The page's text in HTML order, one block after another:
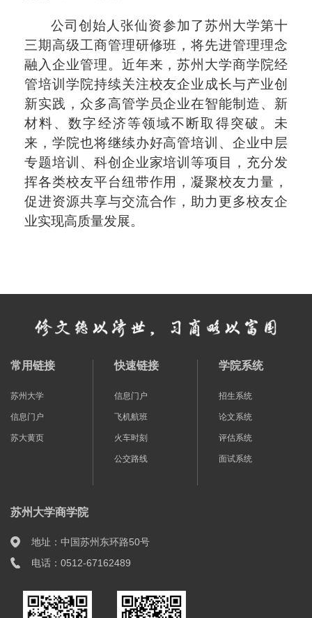
公司创始人张仙资参加了苏州大学第十
三期高级工商管理研修班，将先进管理理念
融入企业管理。近年来，苏州大学商学院经
管培训学院持续关注校友企业成长与产业创
新实践，众多高管学员企业在智能制造、新
材料、数字经济等领域不断取得突破。未
来，学院也将继续办好高管培训、企业中层
专题培训、科创企业家培训等项目，充分发
挥各类校友平台纽带作用，凝聚校友力量，
促进资源共享与交流合作，助力更多校友企
业实现高质量发展。
常用链接
苏州大学
信息门户
苏大黄页
快速链接
信息门户
飞机航班
火车时刻
公交路线
学院系统
招生系统
论文系统
评估系统
面试系统
苏州大学商学院
地址：中国苏州东环路50号
电话：0512-67162489